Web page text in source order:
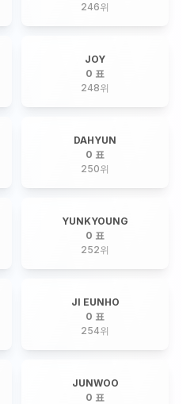
246위
JOY
0 표
248위
DAHYUN
0 표
250위
YUNKYOUNG
0 표
252위
JI EUNHO
0 표
254위
JUNWOO
0 표